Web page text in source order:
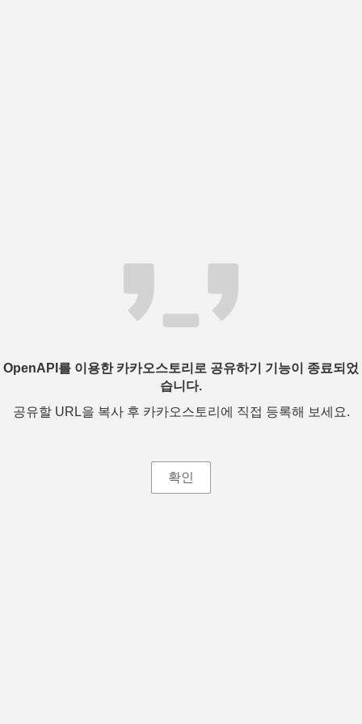
OpenAPI를 이용한 카카오스토리로 공유하기 기능이 종료되었
습니다.
공유할 URL을 복사 후 카카오스토리에 직접 등록해 보세요.
확인